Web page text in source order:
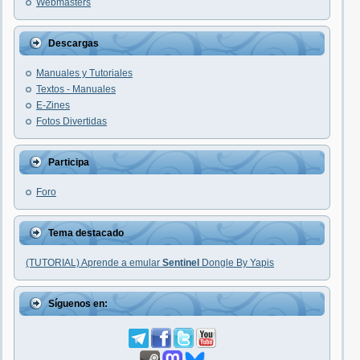
Webmasters
Descargas
Manuales y Tutoriales
Textos - Manuales
E-Zines
Fotos Divertidas
Participa
Foro
Tema destacado
(TUTORIAL) Aprende a emular Sentinel Dongle By Yapis
Síguenos en: